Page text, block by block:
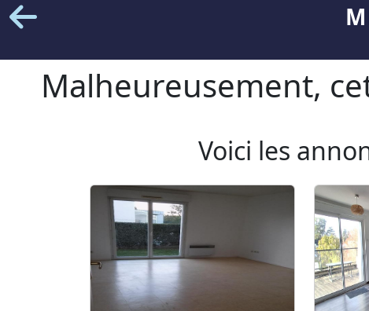
Malheureusement,
Voici les